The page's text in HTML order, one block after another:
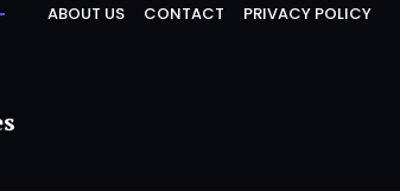
ABOUT US CONTACT PRIVACY POLICY